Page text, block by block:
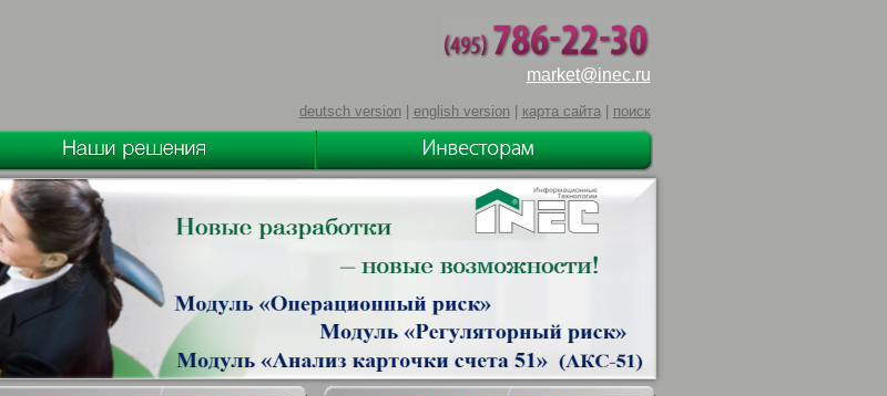
market@inec.ru
deutsch version| english version| карта сайта| поиск